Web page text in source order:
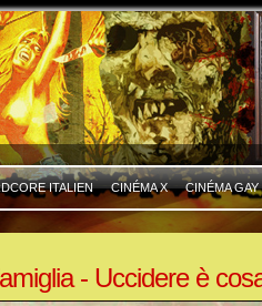
ITALIEN CINÉMA X CINÉMA GAY
- Uccidere è